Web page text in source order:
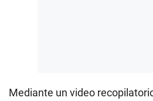
Mediante un video